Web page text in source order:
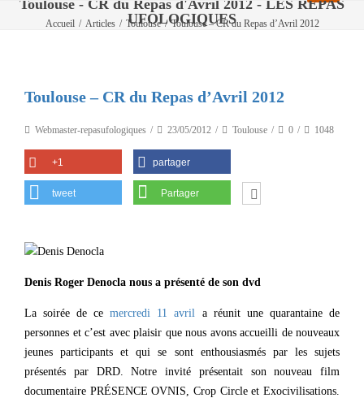
Toulouse - CR du Repas d'Avril 2012 - LES REPAS
UFOLOGIQUES
Accueil / Articles / Toulouse / Toulouse – CR du Repas d’Avril 2012
Toulouse – CR du Repas d’Avril 2012
Webmaster-repasufologiques 23/05/2012 Toulouse 0 1048
+1 partager
tweet Partager
Denis Roger Denocla nous a présenté de son dvd
La soirée de ce mercredi 11 avril a réunit une quarantaine de
personnes et c’est avec plaisir que nous avons accueilli de nouveaux
jeunes participants et qui se sont enthousiasmés par les sujets
présentés par DRD. Notre invité présentait son nouveau film
documentaire PRÉSENCE OVNIS, Crop Circle et Exocivilisations.